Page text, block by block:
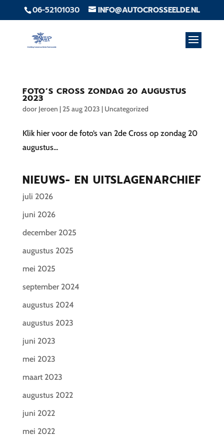
06-52101030 INFO@AUTOCROSSEELDE.NL
FOTO’S CROSS ZONDAG 20 AUGUSTUS
2023
door Jeroen |25 aug 2023 | Uncategorized
Klik hier voor de foto’s van 2de Cross op zondag 20
augustus...
NIEUWS- EN UITSLAGENARCHIEF
juli 2026
juni 2026
december 2025
augustus 2025
mei 2025
september 2024
augustus 2024
augustus 2023
juni 2023
mei 2023
maart 2023
augustus 2022
juni 2022
mei 2022